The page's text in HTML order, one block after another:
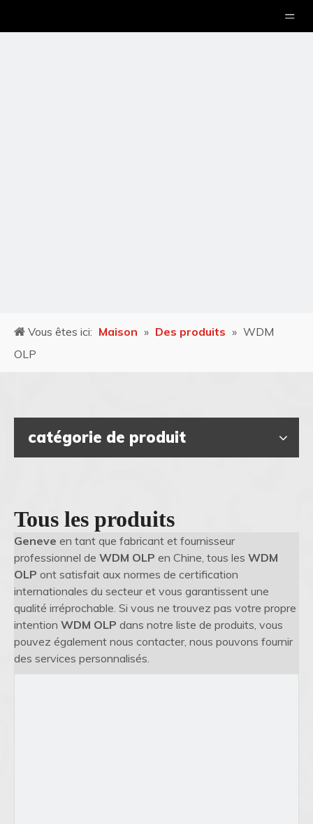
Vous êtes ici: Maison » Des produits » WDM
OLP
catégorie de produit
Tous les produits
Geneve en tant que fabricant et fournisseur
professionnel de WDM OLP en Chine, tous les WDM
OLP ont satisfait aux normes de certification
internationales du secteur et vous garantissent une
qualité irréprochable. Si vous ne trouvez pas votre propre
intention WDM OLP dans notre liste de produits, vous
pouvez également nous contacter, nous pouvons fournir
des services personnalisés.